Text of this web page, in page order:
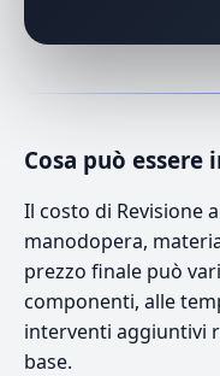
Cosa può essere
Il costo di Revisione
manodopera,
prezzo finale può
componenti, alle
interventi aggiuntivi
base.